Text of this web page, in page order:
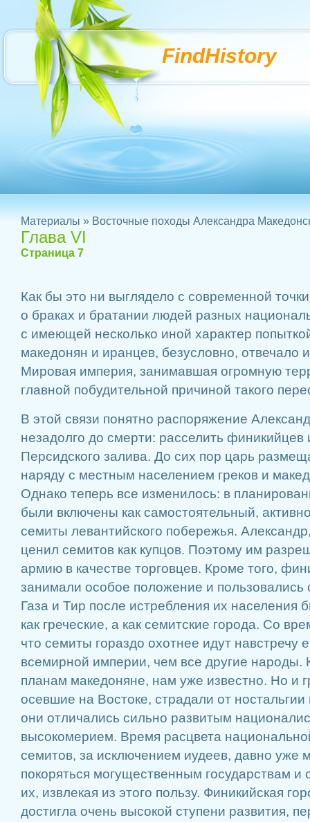
FindHistory
Материалы » Восточные походы Александра
Глава VI
Страница 7
Как бы это ни выглядело с современной
о браках и братании людей разных
с имеющей несколько иной характер
македонян и иранцев, безусловно, отвечало
Мировая империя, занимавшая огромную
главной побудительной причиной такого
В этой связи понятно распоряжение
незадолго до смерти: расселить финикийцев
Персидского залива. До сих пор царь
наряду с местным населением греков и
Однако теперь все изменилось: в
были включены как самостоятельный,
семиты левантийского побережья.
ценил семитов как купцов. Поэтому им
армию в качестве торговцев. Кроме того,
занимали особое положение и
Газа и Тир после истребления их населения
как греческие, а как семитские города. Со
что семиты гораздо охотнее идут навстречу
всемирной империи, чем все другие народы.
планам македоняне, нам уже известно. Но и
осевшие на Востоке, страдали от
они отличались сильно развитым
высокомерием. Время расцвета
семитов, за исключением иудеев, давно уже
покоряться могущественным государствам и
их, извлекая из этого пользу. Финикийская
достигла очень высокой ступени развития,